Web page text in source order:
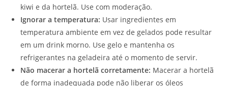
kiwi e da hortelã. Use com moderação.
Ignorar a temperatura: Usar ingredientes em
temperatura ambiente em vez de gelados pode resultar
em um drink morno. Use gelo e mantenha os
refrigerantes na geladeira até o momento de servir.
Não macerar a hortelã corretamente: Macerar a hortelã
de forma inadequada pode não liberar os óleos